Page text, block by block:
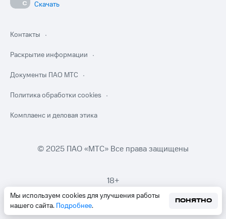
Мы используем cookies для улучшения работы
нашего сайта. Подробнее.
ПОНЯТНО
Скачать
Контакты
Раскрытие информации
Документы ПАО МТС
Политика обработки cookies
Комплаенс и деловая этика
© 2025 ПАО «МТС» Все права защищены
18+